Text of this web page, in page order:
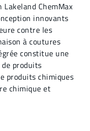
ChemMax
innovants
contre les
à coutures
constitue une
produits
produits chimiques
chimique et